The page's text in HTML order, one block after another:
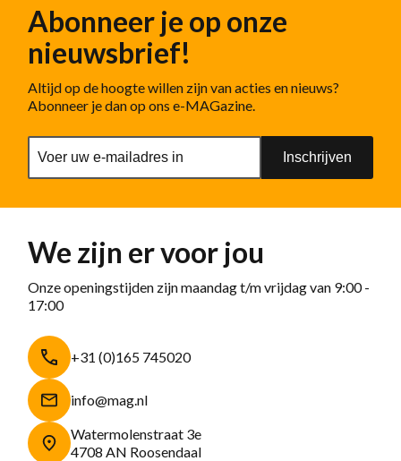
Abonneer je op onze
nieuwsbrief!
Altijd op de hoogte willen zijn van acties en nieuws?
Abonneer je dan op ons e-MAGazine.
Inschrijven
We zijn er voor jou
Onze openingstijden zijn maandag t/m vrijdag van 9:00 -
17:00
+31 (0)165 745020
info@mag.nl
Watermolenstraat 3e
4708 AN Roosendaal